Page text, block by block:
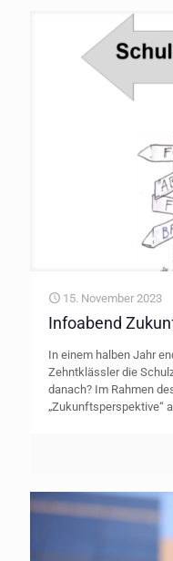
15. November 2023
Infoabend
In einem halben Jahr
Zehntklässler die
danach? Im Rahmen
„Zukunftsperspektive“